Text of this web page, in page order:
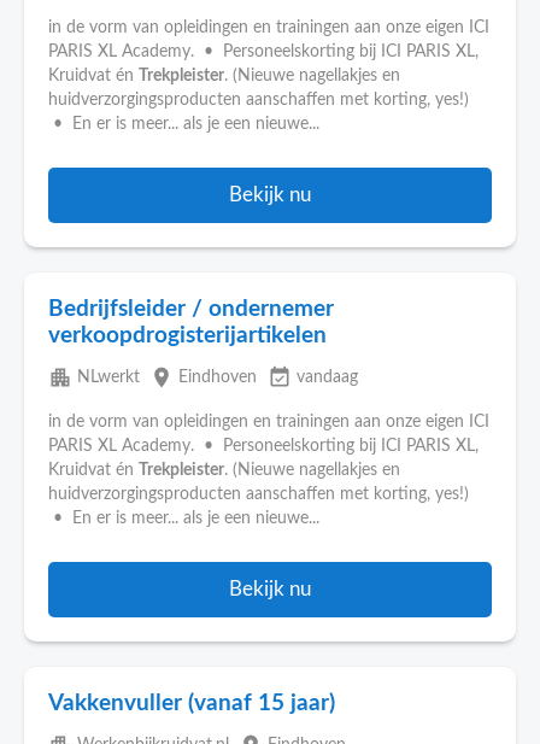
in de vorm van opleidingen en trainingen aan onze eigen ICI
PARIS XL Academy. • Personeelskorting bij ICI PARIS XL,
Kruidvat én
Trekpleister. (Nieuwe nagellakjes en
huidverzorgingsproducten aanschaffen met korting, yes!)
• En er is meer... als je een nieuwe...
Bekijk nu
Bedrijfsleider / ondernemer
verkoopdrogisterijartikelen
apartment NLwerkt place Eindhoven event_available vandaag
in de vorm van opleidingen en trainingen aan onze eigen ICI
PARIS XL Academy. • Personeelskorting bij ICI PARIS XL,
Kruidvat én
Trekpleister. (Nieuwe nagellakjes en
huidverzorgingsproducten aanschaffen met korting, yes!)
• En er is meer... als je een nieuwe...
Bekijk nu
Vakkenvuller (vanaf 15 jaar)